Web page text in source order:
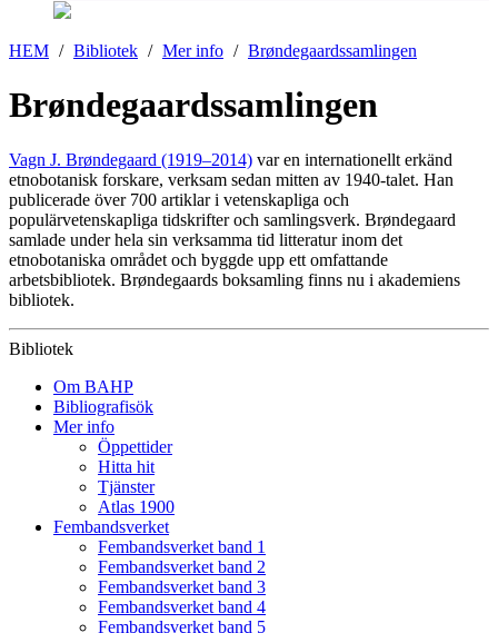
HEM / Bibliotek / Mer info / Brøndegaardssamlingen
Brøndegaardssamlingen
Vagn J. Brøndegaard (1919–2014) var en internationellt erkänd
etnobotanisk forskare, verksam sedan mitten av 1940-talet. Han
publicerade över 700 artiklar i vetenskapliga och
populärvetenskapliga tidskrifter och samlingsverk. Brøndegaard
samlade under hela sin verksamma tid litteratur inom det
etnobotaniska området och byggde upp ett omfattande
arbetsbibliotek. Brøndegaards boksamling finns nu i akademiens
bibliotek.
Bibliotek
Om BAHP
Bibliografisök
Mer info
Öppettider
Hitta hit
Tjänster
Atlas 1900
Fembandsverket
Fembandsverket band 1
Fembandsverket band 2
Fembandsverket band 3
Fembandsverket band 4
Fembandsverket band 5